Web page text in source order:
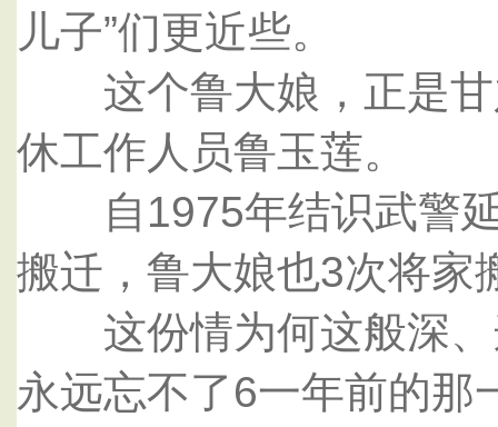
儿子”们更近些。
这个鲁大娘，正是甘
休工作人员鲁玉莲。
自1975年结识武警延
搬迁，鲁大娘也3次将家
这份情为何这般深、
永远忘不了6一年前的